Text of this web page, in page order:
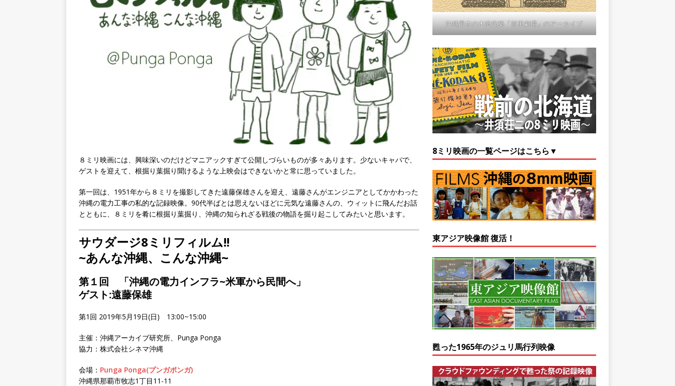
８ミリ映画には、興味深いのだけどマニアックすぎて公開しづらいものが多々あります。少ないキャパで、
ゲストを迎えて、根掘り葉掘り聞けるような上映会はできないかと常に思っていました。
第一回は、1951年から８ミリを撮影してきた遠藤保雄さんを迎え、遠藤さんがエンジニアとしてかかわった
沖縄の電力工事の私的な記録映像。90代半ばとは思えないほどに元気な遠藤さんの、ウィットに飛んだお話
とともに、８ミリを肴に根掘り葉掘り、沖縄の知られざる戦後の物語を掘り起こしてみたいと思います。
サウダージ8ミリフィルム!!
~あんな沖縄、こんな沖縄~
第１回 「沖縄の電力インフラ~米軍から民間へ」
ゲスト:遠藤保雄
第1回 2019年5月19日(日) 13:00~15:00
主催：沖縄アーカイブ研究所、Punga Ponga
協力：株式会社シネマ沖縄
会場： Punga Ponga(プンガポンガ)
沖縄県那覇市牧志1丁目11-11
沖縄最古の木造建築「首里劇場」のアーカイブ
8ミリ映画の一覧ページはこちら▼
東アジア映像館 復活！
甦った1965年のジュリ馬行列映像